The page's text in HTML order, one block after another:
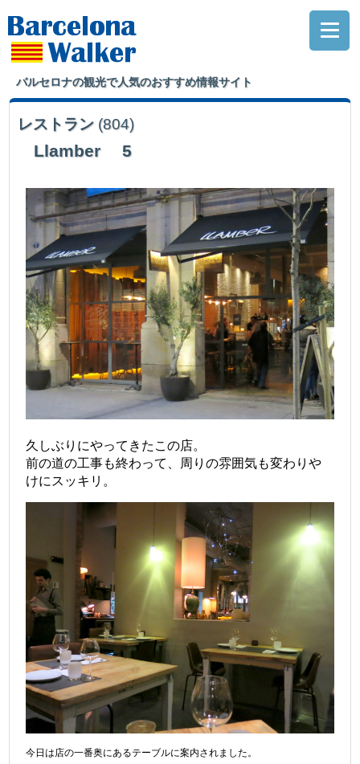
バルセロナの観光で人気のおすすめ情報サイト
レストラン (804)
Llamber 5
久しぶりにやってきたこの店。
前の道の工事も終わって、周りの雰囲気も変わりや
けにスッキリ。
今日は店の一番奥にあるテーブルに案内されました。